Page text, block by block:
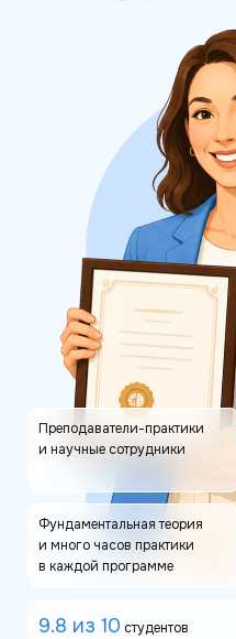
Преподаватели-практики
и научные сотрудники
Фундаментальная теория
и много часов практики
в каждой программе
9.8 из 10 студентов